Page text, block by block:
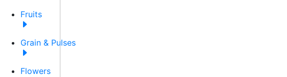
Fruits
Grain & Pulses
Flowers